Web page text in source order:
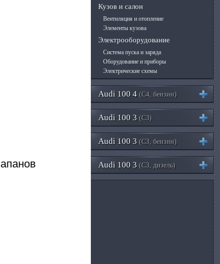
Кузов и салон
Вентиляция и отопление
Элементы кузова
Электрооборудование
Система пуска и заряда
Оборудование и приборы
Электрические схемы
Audi 100 4 (C4, бензин)
Audi 100 3 (C3)
Audi 100 3 (C3, бензин)
Audi 100 3 (C3, дизель)